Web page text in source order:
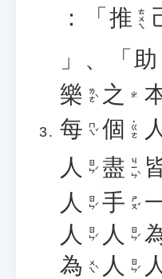
：「 推 ㄊㄨㄟ
」、「 助
樂 ㄌㄜˋ 之 ㄓ
每 ㄇㄟˇ 個 ˙ㄍㄜ 人
人
ㄖㄣˊ 盡 ㄐㄧㄣˋ
人
ㄖㄣˊ 手 ㄕㄡˇ
人
ㄖㄣˊ 人 ㄖㄣˊ
為 ㄨㄟˋ 人 ㄖㄣˊ 人